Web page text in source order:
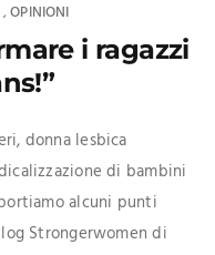
,OPINIONI
i ragazzi
donna lesbica
di bambini
alcuni punti
Strongerwomen di